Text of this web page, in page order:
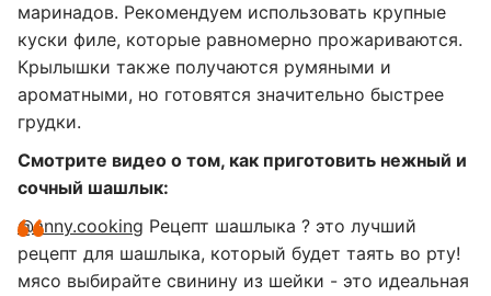
маринадов. Рекомендуем использовать крупные
куски филе, которые равномерно прожариваются.
Крылышки также получаются румяными и
ароматными, но готовятся значительно быстрее
грудки.
Смотрите видео о том, как приготовить нежный и
сочный шашлык:
@anny.cooking Рецепт шашлыка ? это лучший
рецепт для шашлыка, который будет таять во рту!
мясо выбирайте свинину из шейки - это идеальная